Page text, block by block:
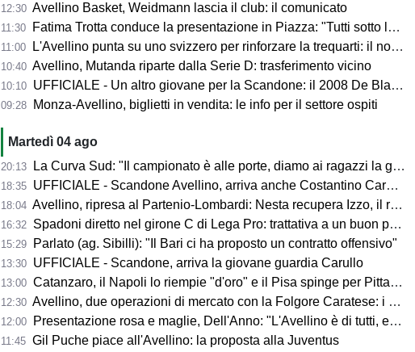
12:30 Avellino Basket, Weidmann lascia il club: il comunicato
11:30 Fatima Trotta conduce la presentazione in Piazza: "Tutti sotto lo stesso cielo"
11:00 L'Avellino punta su uno svizzero per rinforzare la trequarti: il nome
10:40 Avellino, Mutanda riparte dalla Serie D: trasferimento vicino
10:10 UFFICIALE - Un altro giovane per la Scandone: il 2008 De Blasio
09:28 Monza-Avellino, biglietti in vendita: le info per il settore ospiti
Martedì 04 ago
20:13 La Curva Sud: "Il campionato è alle porte, diamo ai ragazzi la giusta carica"
18:35 UFFICIALE - Scandone Avellino, arriva anche Costantino Carullo
18:04 Avellino, ripresa al Partenio-Lombardi: Nesta recupera Izzo, il report
16:32 Spadoni diretto nel girone C di Lega Pro: trattativa a un buon punto
15:29 Parlato (ag. Sibilli): "Il Bari ci ha proposto un contratto offensivo"
13:30 UFFICIALE - Scandone, arriva la giovane guardia Carullo
13:00 Catanzaro, il Napoli lo riempie "d'oro" e il Pisa spinge per Pittarello
12:30 Avellino, due operazioni di mercato con la Folgore Caratese: i nomi
12:00 Presentazione rosa e maglie, Dell'Anno: "L'Avellino è di tutti, ecco cosa faremo"
11:45 Gil Puche piace all'Avellino: la proposta alla Juventus